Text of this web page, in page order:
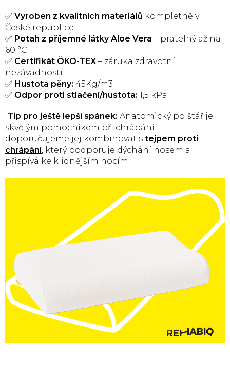
✅ Vyroben z kvalitních materiálů kompletně v
České republice
✅ Potah z příjemné látky Aloe Vera – pratelný až na
60 °C
✅ Certifikát ÖKO-TEX – záruka zdravotní
nezávadnosti
✅ Hustota pěny: 45Kg/m3
✅ Odpor proti stlačení/hustota: 1,5 kPa
Tip pro ještě lepší spánek: Anatomický polštář je
skvělým pomocníkem při chrápání –
doporučujeme jej kombinovat s tejpem proti
chrápání, který podporuje dýchání nosem a
přispívá ke klidnějším nocím.